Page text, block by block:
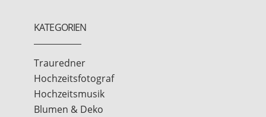
KATEGORIEN
Trauredner
Hochzeitsfotograf
Hochzeitsmusik
Blumen & Deko